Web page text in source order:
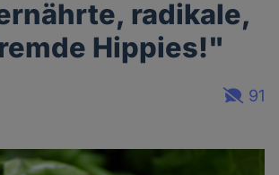
radikale,
Hippies!"
91